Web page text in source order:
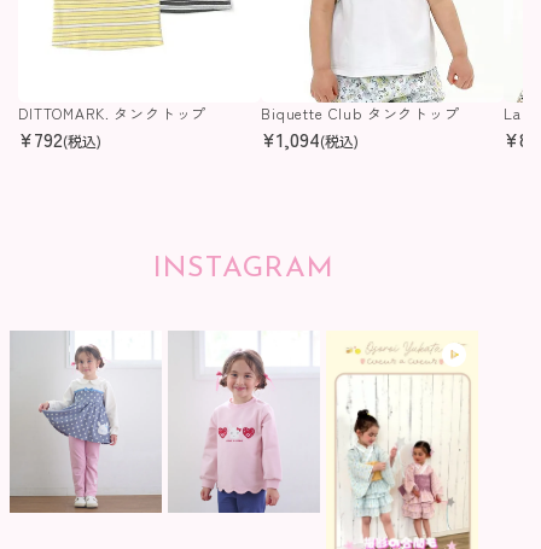
DITTOMARK. タンクトップ
¥792(税込)
Biquette Club タンクトップ
¥1,094(税込)
La
¥
INSTAGRAM